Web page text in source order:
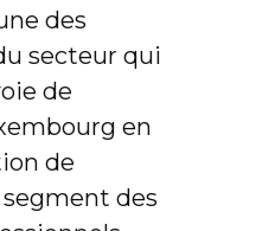
des
secteur qui
de
en
de
des